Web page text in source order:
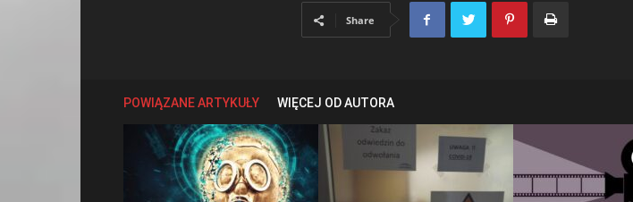
Share
POWIĄZANE ARTYKUŁY WIĘCEJ OD AUTORA